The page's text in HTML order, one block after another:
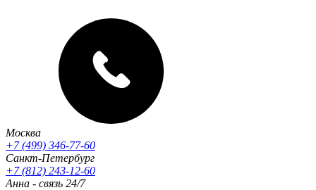
Москва
+7 (499) 346-77-60
Санкт-Петербург
+7 (812) 243-12-60
Анна - связь 24/7